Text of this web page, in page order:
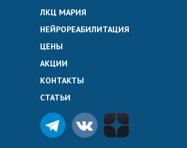
ЛКЦ МАРИЯ
НЕЙРОРЕАБИЛИТАЦИЯ
ЦЕНЫ
АКЦИИ
КОНТАКТЫ
СТАТЬИ